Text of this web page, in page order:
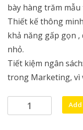
bày hàng trăm mẫu
Thiết kế thông
khả năng gấp gọn ,
nhỏ.
Tiết kiệm ngân
trong Marketing, vì
CẦN